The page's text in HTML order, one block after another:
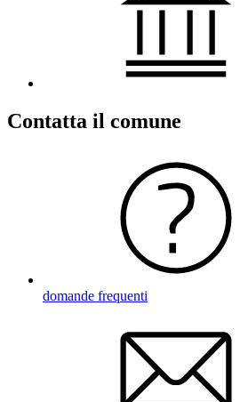
Contatta il comune
domande frequenti